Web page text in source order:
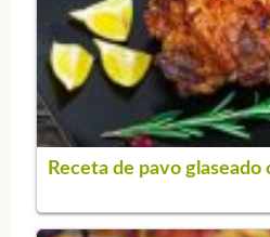
Receta de pavo glaseado